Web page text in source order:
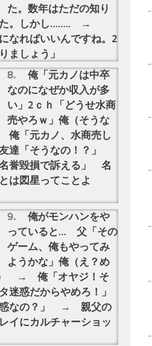
た。数年はただの知り
た。しかし…….. →
なればいいんですね。2
ましょう」
俺「元カノは中卒
なのになぜか収入が多
い」2ｃｈ「どうせ水商
売やろｗ」俺（そうな
「元カノ、水商売し
達「そうなの！？」
誉毀損で訴える」 名
は図星ってことよ
俺がモンハンをや
っていると… 父「その
ゲーム、俺もやってみ
ようかな」俺（え？め
→ 俺「オヤジ！そ
迷惑だからやめろ！」
惑なの？」 → 親父の
イにカルチャーショッ